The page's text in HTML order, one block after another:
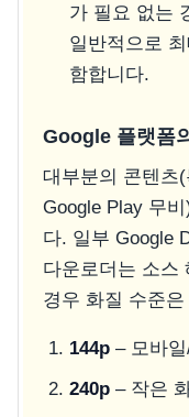
가 필요 없는
일반적으로
함합니다.
Google 플랫폼
대부분의 콘텐츠
Google Play 무
다. 일부 Google
다운로더는 소스
경우 화질 수준
144p– 모바일
240p– 작은